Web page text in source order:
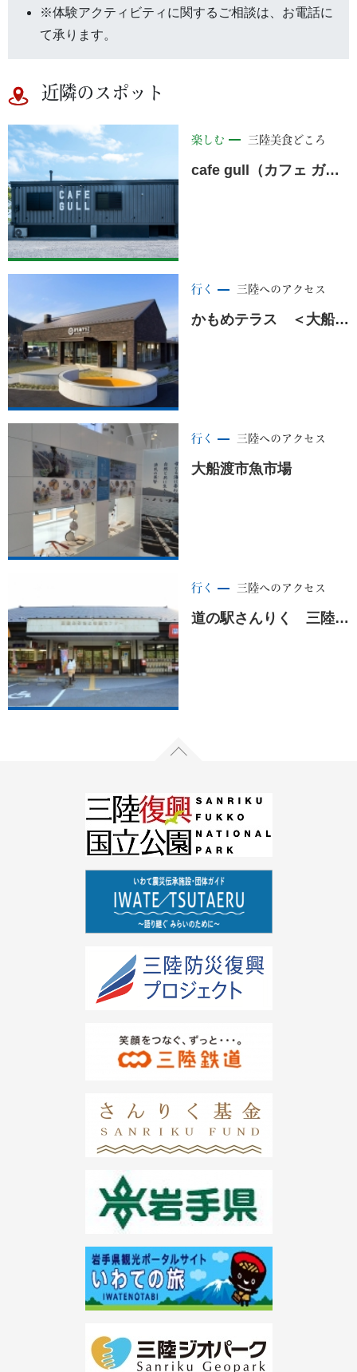
※体験アクティビティに関するご相談は、お電話に
て承ります。
近隣のスポット
楽しむ 三陸美食どころ
cafe gull（カフェ ガル）
行く 三陸へのアクセス
かもめテラス ＜大船渡市＞
行く 三陸へのアクセス
大船渡市魚市場
行く 三陸へのアクセス
道の駅さんりく 三陸ふるさと物産センター ＜大船渡市＞